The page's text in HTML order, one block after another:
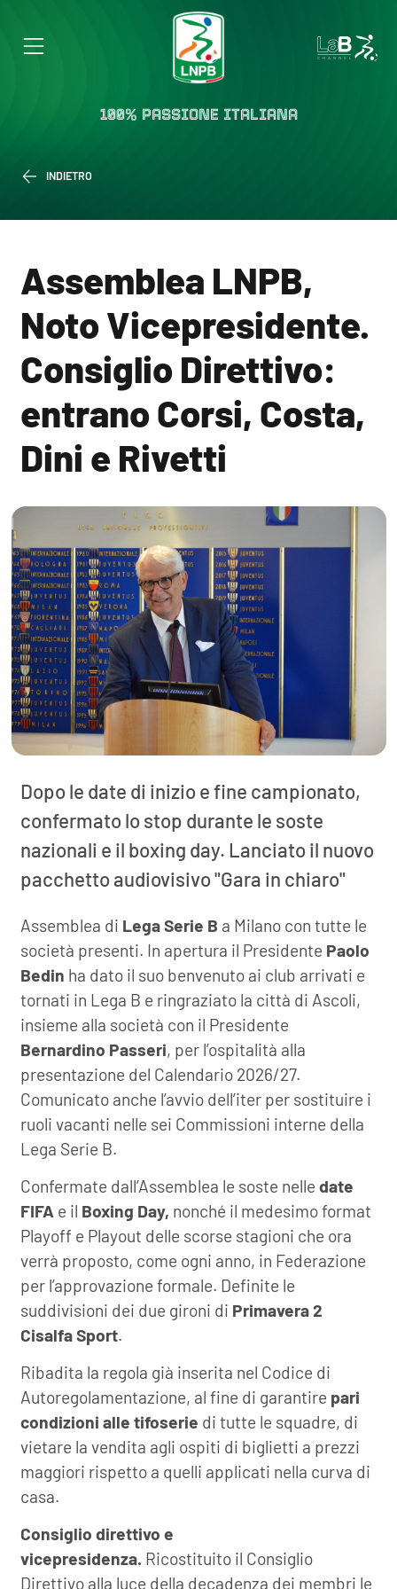
100% PASSIONE ITALIANA
INDIETRO
Assemblea LNPB,
Noto Vicepresidente.
Consiglio Direttivo:
entrano Corsi, Costa,
Dini e Rivetti
Dopo le date di inizio e fine campionato,
confermato lo stop durante le soste
nazionali e il boxing day. Lanciato il nuovo
pacchetto audiovisivo "Gara in chiaro"
Assemblea di Lega Serie B a Milano con tutte le
società presenti. In apertura il Presidente Paolo
Bedin ha dato il suo benvenuto ai club arrivati e
tornati in Lega B e ringraziato la città di Ascoli,
insieme alla società con il Presidente
Bernardino Passeri, per l’ospitalità alla
presentazione del Calendario 2026/27.
Comunicato anche l’avvio dell’iter per sostituire i
ruoli vacanti nelle sei Commissioni interne della
Lega Serie B.
Confermate dall’Assemblea le soste nelle date
FIFA e il Boxing Day, nonché il medesimo format
Playoff e Playout delle scorse stagioni che ora
verrà proposto, come ogni anno, in Federazione
per l’approvazione formale. Definite le
suddivisioni dei due gironi di Primavera 2
Cisalfa Sport.
Ribadita la regola già inserita nel Codice di
Autoregolamentazione, al fine di garantire pari
condizioni alle tifoserie di tutte le squadre, di
vietare la vendita agli ospiti di biglietti a prezzi
maggiori rispetto a quelli applicati nella curva di
casa.
Consiglio direttivo e
vicepresidenza. Ricostituito il Consiglio
Direttivo alla luce della decadenza dei membri le